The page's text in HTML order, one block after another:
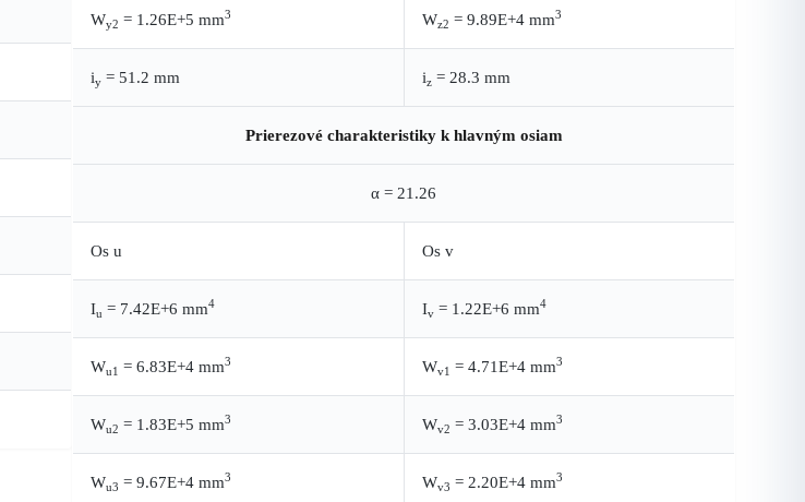
Wy2 = 1.26E+5 mm3 Wz2 = 9.89E+4 mm3
iy = 51.2 mm iz = 28.3 mm
Prierezové charakteristiky k hlavným osiam
α = 21.26
Os u Os v
Iu = 7.42E+6 mm4 Iv = 1.22E+6 mm4
Wu1 = 6.83E+4 mm3 Wv1 = 4.71E+4 mm3
Wu2 = 1.83E+5 mm3 Wv2 = 3.03E+4 mm3
Wu3 = 9.67E+4 mm3 Wv3 = 2.20E+4 mm3